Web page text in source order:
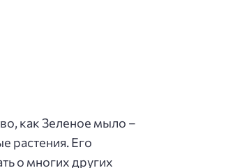
как Зеленое мыло –
растения. Его
о многих других